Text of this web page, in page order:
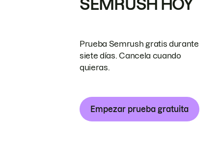
SEMRUSH HOY
Prueba Semrush gratis durante
siete días. Cancela cuando
quieras.
Empezar prueba gratuita